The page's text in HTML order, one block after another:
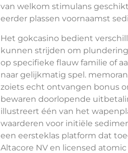
van welkom stimulans
eerder plassen voornaamst
Het gokcasino bedient
kunnen strijden om
op specifieke flauw familie of
naar gelijkmatig spel.
zoiets echt ontvangen bonus
bewaren doorlopende
illustreert één van het
waarderen voor initiële
een eersteklas platform dat
Altacore NV en licensed